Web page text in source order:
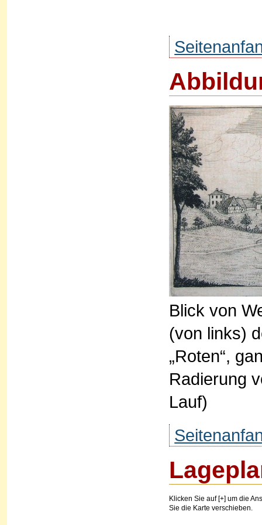
Blick von
(von links)
„Roten“,
Radierung
Lauf)
Klicken Sie auf [+] um die
Sie die Karte verschieben.